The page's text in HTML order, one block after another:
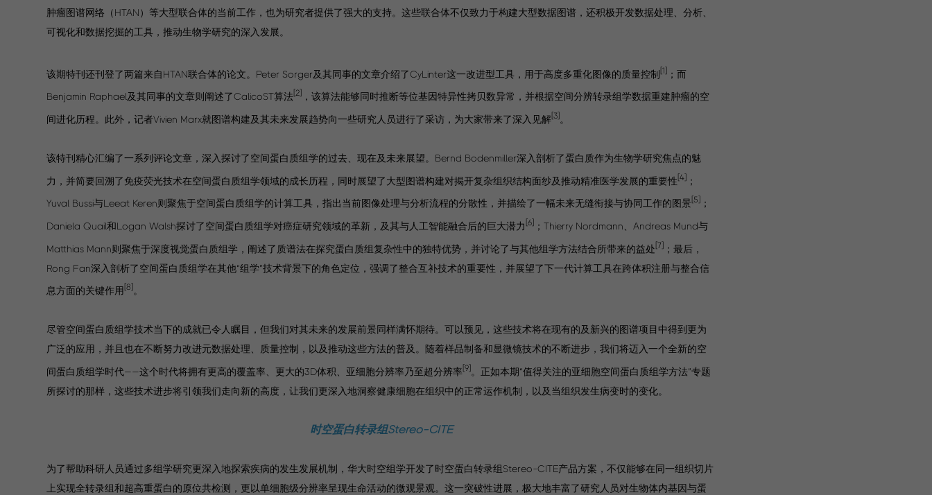
肿瘤图谱网络（HTAN）等大型联合体的当前工作，也为研究者提供了强大的支持。这些联合体不仅致力于构建大型数据图谱，还积极开发数据处理、分析、
可视化和数据挖掘的工具，推动生物学研究的深入发展。
该期特刊还刊登了两篇来自HTAN联合体的论文。Peter Sorger及其同事的文章介绍了CyLinter这一改进型工具，用于高度多重化图像的质量控制[1] ；而
Benjamin Raphael及其同事的文章则阐述了CalicoST算法[2] ，该算法能够同时推断等位基因特异性拷贝数异常，并根据空间分辨转录组学数据重建肿瘤的空
间进化历程。此外，记者Vivien Marx就图谱构建及其未来发展趋势向一些研究人员进行了采访，为大家带来了深入见解[3] 。
该特刊精心汇编了一系列评论文章，深入探讨了空间蛋白质组学的过去、现在及未来展望。Bernd Bodenmiller深入剖析了蛋白质作为生物学研究焦点的魅
力，并简要回溯了免疫荧光技术在空间蛋白质组学领域的成长历程，同时展望了大型图谱构建对揭开复杂组织结构面纱及推动精准医学发展的重要性[4] ；
Yuval Bussi与Leeat Keren则聚焦于空间蛋白质组学的计算工具，指出当前图像处理与分析流程的分散性，并描绘了一幅未来无缝衔接与协同工作的图景 [5] ；
Daniela Quail和Logan Walsh探讨了空间蛋白质组学对癌症研究领域的革新，及其与人工智能融合后的巨大潜力[6] ；Thierry Nordmann、Andreas Mund与
Matthias Mann则聚焦于深度视觉蛋白质组学，阐述了质谱法在探究蛋白质组复杂性中的独特优势，并讨论了与其他组学方法结合所带来的益处[7]
；最后，
Rong Fan深入剖析了空间蛋白质组学在其他“组学”技术背景下的角色定位，强调了整合互补技术的重要性，并展望了下一代计算工具在跨体积注册与整合信
息方面的关键作用[8] 。
尽管空间蛋白质组学技术当下的成就已令人瞩目，但我们对其未来的发展前景同样满怀期待。可以预见，这些技术将在现有的及新兴的图谱项目中得到更为
广泛的应用，并且也在不断努力改进元数据处理、质量控制，以及推动这些方法的普及。随着样品制备和显微镜技术的不断进步，我们将迈入一个全新的空
间蛋白质组学时代——这个时代将拥有更高的覆盖率、更大的3D体积、亚细胞分辨率乃至超分辨率[9] 。正如本期“值得关注的亚细胞空间蛋白质组学方法”专题
所探讨的那样，这些技术进步将引领我们走向新的高度，让我们更深入地洞察健康细胞在组织中的正常运作机制，以及当组织发生病变时的变化。
时空蛋白转录组Stereo-CITE
为了帮助科研人员通过多组学研究更深入地探索疾病的发生发展机制，华大时空组学开发了时空蛋白转录组Stereo-CITE产品方案，不仅能够在同一组织切片
上实现全转录组和超高重蛋白的原位共检测，更以单细胞级分辨率呈现生命活动的微观景观。这一突破性进展，极大地丰富了研究人员对生物体内基因与蛋